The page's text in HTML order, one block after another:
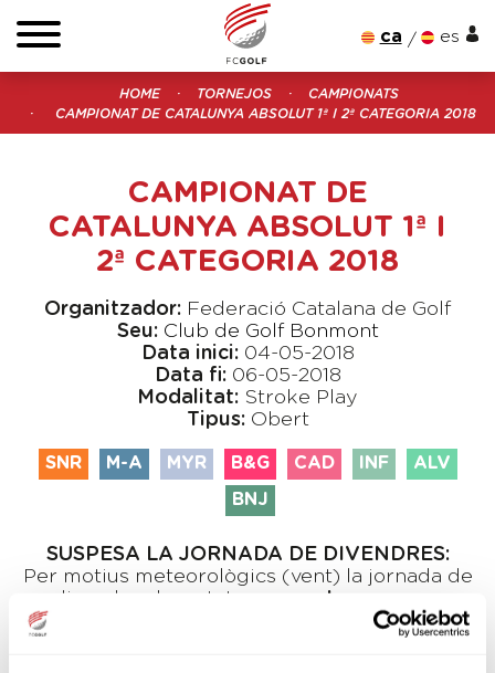
ca es
HOME TORNEJOS
CAMPIONATS
CAMPIONAT DE CATALUNYA ABSOLUT 1ª I 2ª CATEGORIA 2018
CAMPIONAT DE
CATALUNYA ABSOLUT 1ª I
2ª CATEGORIA 2018
Organitzador: Federació Catalana de Golf
Seu: Club de Golf Bonmont
Data inici: 04-05-2018
Data fi: 06-05-2018
Modalitat: Stroke Play
Tipus: Obert
SNR M-A MYR B&G CAD INF ALV
BNJ
SUSPESA LA JORNADA DE DIVENDRES:
Per motius meteorològics (vent) la jornada de
divendres ha estat suspesa.
La prova es
jugarà a 36 forats
i l'Horari de Sortides de
dissabte serà el mateix que el de divendres